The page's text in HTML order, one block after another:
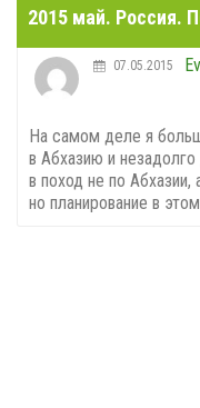
2015 май. Россия.
07.05.2015
На самом деле я
в Абхазию и
в поход не по
но планирование в этом